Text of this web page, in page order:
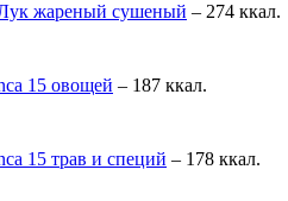
жареный сушеный – 274 ккал.
15 овощей – 187 ккал.
15 трав и специй – 178 ккал.